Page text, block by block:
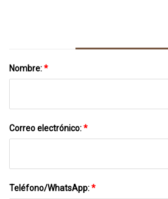
Nombre:*
Correo electrónico:*
Teléfono/WhatsApp:*